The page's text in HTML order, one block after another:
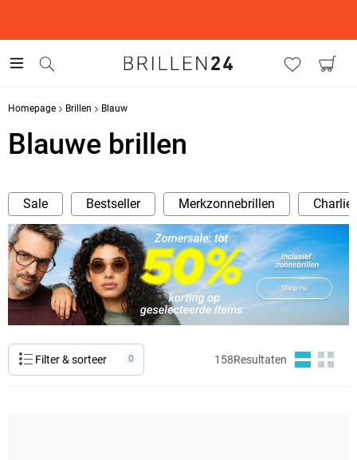
Homepage Brillen Blauw
Blauwe brillen
Sale Bestseller Merkzonnebrillen Charlie
Filter & sorteer 0 158Resultaten